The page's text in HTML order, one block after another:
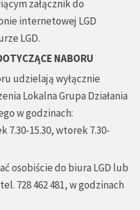
załącznik do
internetowej LGD
LGD.
NABORU
udzielają wyłącznie
Lokalna Grupa Działania
w godzinach:
7.30-15.30, wtorek 7.30-
osobiście do biura LGD lub
728 462 481, w godzinach